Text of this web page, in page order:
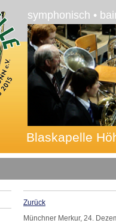
symphonisch •
Blaskapelle
Zurück
Münchner Merkur, 24.